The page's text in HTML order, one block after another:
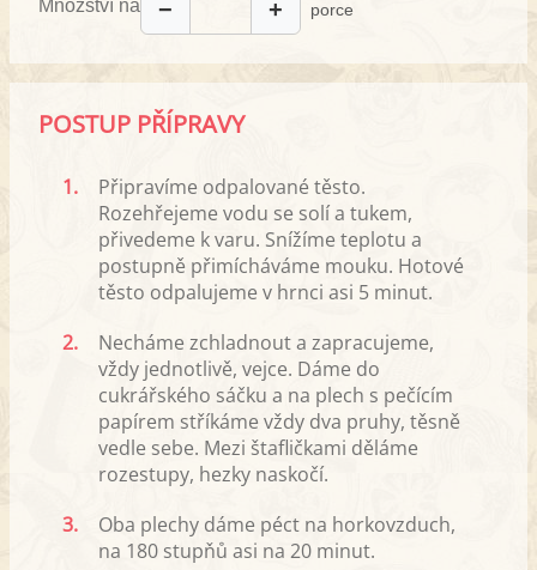
Množství na − + porce
POSTUP PŘÍPRAVY
1.
Připravíme odpalované těsto.
Rozehřejeme vodu se solí a tukem,
přivedeme k varu. Snížíme teplotu a
postupně přimícháváme mouku. Hotové
těsto odpalujeme v hrnci asi 5 minut.
2.
Necháme zchladnout a zapracujeme,
vždy jednotlivě, vejce. Dáme do
cukrářského sáčku a na plech s pečícím
papírem stříkáme vždy dva pruhy, těsně
vedle sebe. Mezi štafličkami děláme
rozestupy, hezky naskočí.
3.
Oba plechy dáme péct na horkovzduch,
na 180 stupňů asi na 20 minut.